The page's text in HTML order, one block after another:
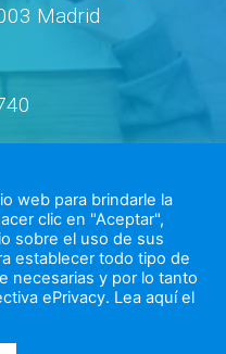
Madrid
web para brindarle la
clic en "Aceptar",
sobre el uso de sus
establecer todo tipo de
necesarias y por lo tanto
ePrivacy. Lea aquí el